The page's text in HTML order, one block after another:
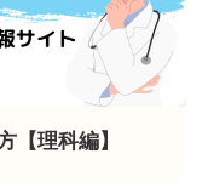
【理科編】